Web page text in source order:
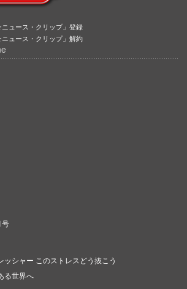
ュース・クリップ」登録
ュース・クリップ」解約
号
シャー このストレスどう抜こう
る世界へ